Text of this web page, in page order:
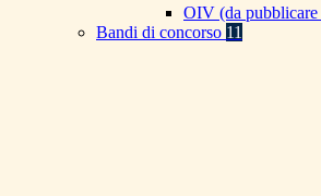
OIV (da pubblicare
Bandi di concorso 11